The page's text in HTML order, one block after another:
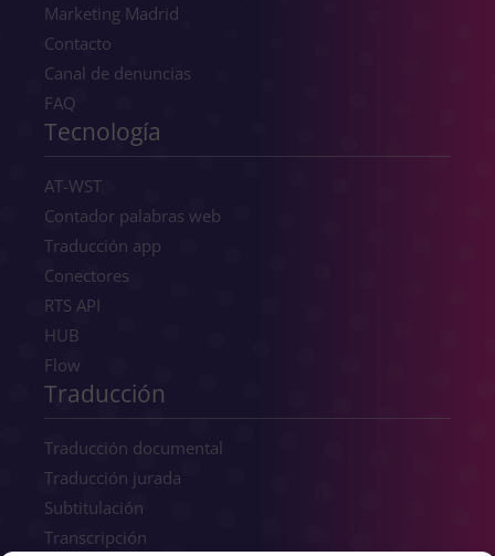
Marketing Madrid
Contacto
Canal de denuncias
FAQ
Tecnología
AT-WST
Contador palabras web
Traducción app
Conectores
RTS API
HUB
Flow
Traducción
Traducción documental
Traducción jurada
Subtitulación
Transcripción